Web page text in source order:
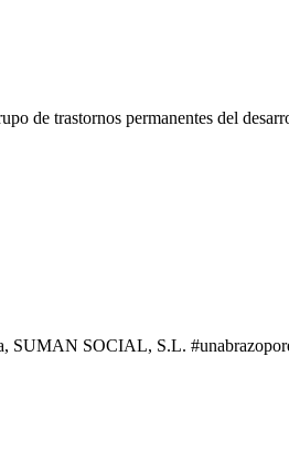
de trastornos permanentes del
SUMAN SOCIAL, S.L.